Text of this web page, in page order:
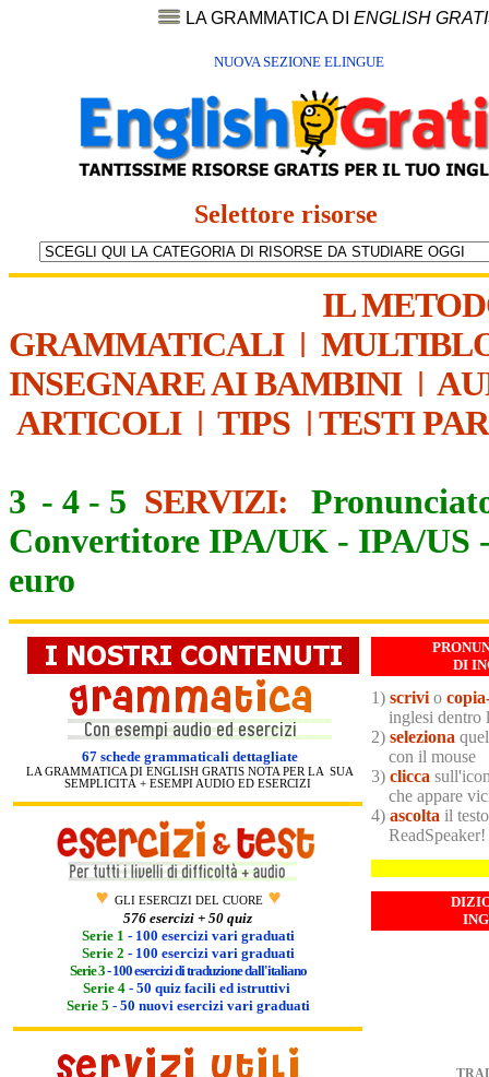
LA GRAMMATICA DI ENGLISH
NUOVA SEZIONE ELINGUE
Selettore risorse
IL
GRAMMATICALI|
INSEGNARE AI BAMBINI|
ARTICOLI| TIPS | TESTI
3 - 4 - 5 SERVIZI:
Convertitore IPA/UK - IPA/US
euro
67 schede grammaticali dettagliate
LA GRAMMATICA DI ENGLISH GRATIS NOTA PER LA SUA
SEMPLICITÀ + ESEMPI AUDIO ED ESERCIZI
GLI ESERCIZI DEL CUORE
576 esercizi + 50 quiz
Serie 1 - 100 esercizi vari graduati
Serie 2 - 100 esercizi vari graduati
Serie 3- 100 esercizi di traduzione dall'italiano
Serie 4- 50 quiz facili ed istruttivi
Serie 5 - 50 nuovi esercizi vari graduati
DI
1) scrivi o
2) seleziona
con il mouse
3) clicca
che appare
4) ascolta il
ReadSpeaker!